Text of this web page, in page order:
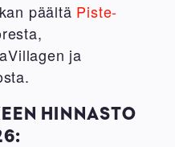
päältä Piste-
ja
HINNASTO